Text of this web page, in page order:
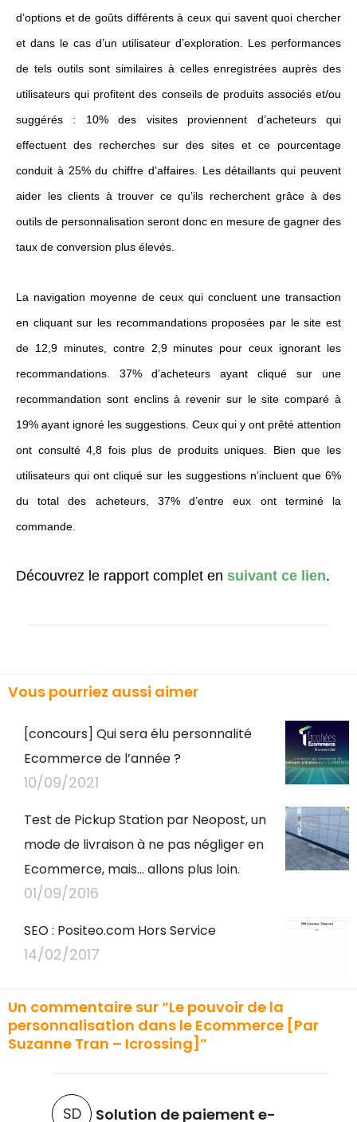
d’options et de goûts différents à ceux qui savent quoi chercher
et dans le cas d’un utilisateur d’exploration. Les performances
de tels outils sont similaires à celles enregistrées auprès des
utilisateurs qui profitent des conseils de produits associés et/ou
suggérés : 10% des visites proviennent d’acheteurs qui
effectuent des recherches sur des sites et ce pourcentage
conduit à 25% du chiffre d’affaires. Les détaillants qui peuvent
aider les clients à trouver ce qu’ils recherchent grâce à des
outils de personnalisation seront donc en mesure de gagner des
taux de conversion plus élevés.
La navigation moyenne de ceux qui concluent une transaction
en cliquant sur les recommandations proposées par le site est
de 12,9 minutes, contre 2,9 minutes pour ceux ignorant les
recommandations. 37% d’acheteurs ayant cliqué sur une
recommandation sont enclins à revenir sur le site comparé à
19% ayant ignoré les suggestions. Ceux qui y ont prêté attention
ont consulté 4,8 fois plus de produits uniques. Bien que les
utilisateurs qui ont cliqué sur les suggestions n’incluent que 6%
du total des acheteurs, 37% d’entre eux ont terminé la
commande.
Découvrez le rapport complet en suivant ce lien.
Vous pourriez aussi aimer
[concours] Qui sera élu personnalité
Ecommerce de l’année ?
10/09/2021
Test de Pickup Station par Neopost, un
mode de livraison à ne pas négliger en
Ecommerce, mais… allons plus loin.
01/09/2016
SEO : Positeo.com Hors Service
14/02/2017
Un commentaire sur “Le pouvoir de la
personnalisation dans le Ecommerce [Par
Suzanne Tran – Icrossing]”
SD
Solution de paiement e-